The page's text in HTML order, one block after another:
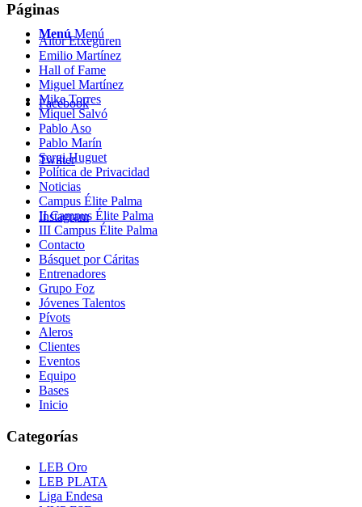
Menú Menú
Facebook
Twitter
Instagram
Páginas
Aitor Etxeguren
Emilio Martínez
Hall of Fame
Miguel Martínez
Mike Torres
Miquel Salvó
Pablo Aso
Pablo Marín
Sergi Huguet
Política de Privacidad
Noticias
Campus Élite Palma
II Campus Élite Palma
III Campus Élite Palma
Contacto
Básquet por Cáritas
Entrenadores
Grupo Foz
Jóvenes Talentos
Pívots
Aleros
Clientes
Eventos
Equipo
Bases
Inicio
Categorías
LEB Oro
LEB PLATA
Liga Endesa